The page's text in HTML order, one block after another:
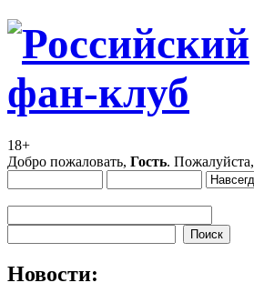
18+
Добро пожаловать, Гость. Пожалуйста,
Новости: